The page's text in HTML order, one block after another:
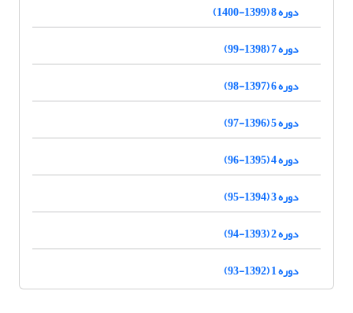
دوره 8 (1399-1400)
دوره 7 (1398-99)
دوره 6 (1397-98)
دوره 5 (1396-97)
دوره 4 (1395-96)
دوره 3 (1394-95)
دوره 2 (1393-94)
دوره 1 (1392-93)